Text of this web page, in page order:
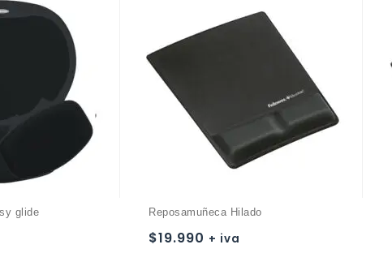
glide Reposamuñeca Hilado
$19.990 + iva